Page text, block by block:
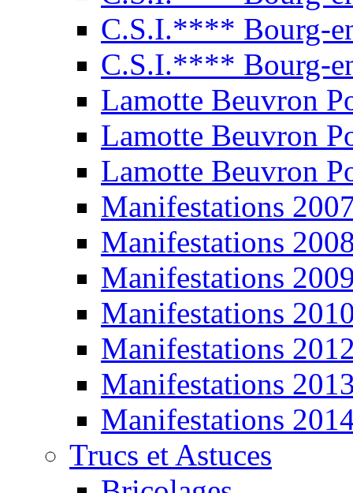
C.S.I.**** Bourg-
C.S.I.**** Bourg-
Lamotte Beuvron
Lamotte Beuvron
Lamotte Beuvron
Manifestations
Manifestations
Manifestations
Manifestations
Manifestations
Manifestations
Manifestations
Trucs et Astuces